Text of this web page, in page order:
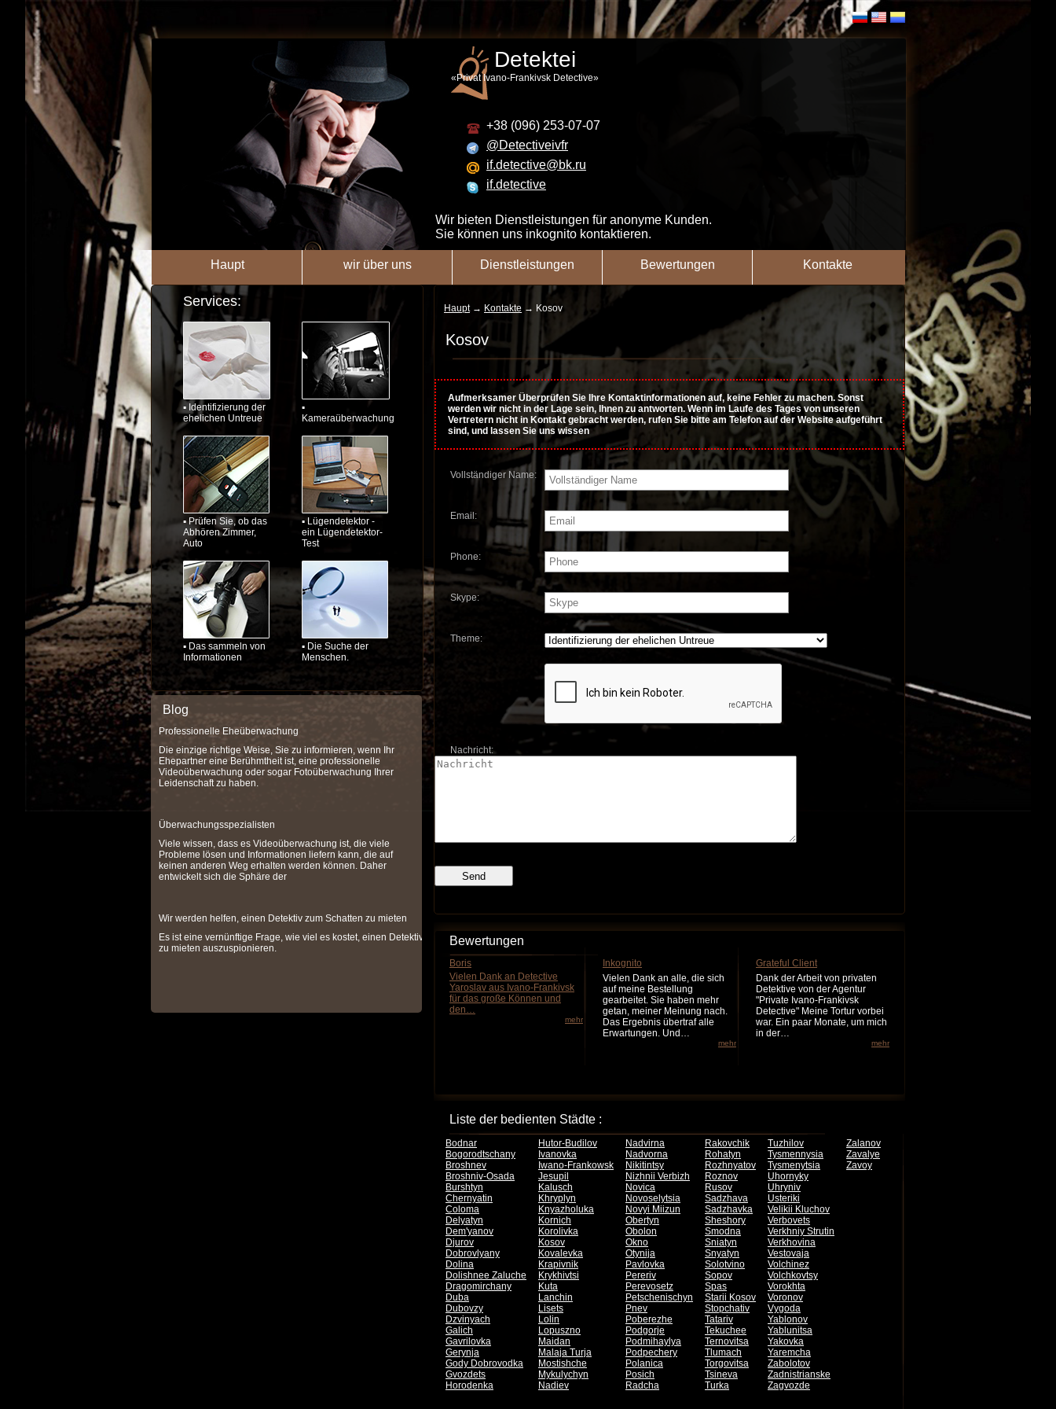
Detektei
«Privat Ivano-Frankivsk Detective»
+38 (096) 253-07-07
@Detectiveivfr
if.detective@bk.ru
if.detective
Wir bieten Dienstleistungen für anonyme Kunden.
Sie können uns inkognito kontaktieren.
Haupt wir über uns Dienstleistungen Bewertungen Kontakte
Services:
▪ Identifizierung der
ehelichen Untreue
▪
Kameraüberwachung
▪ Prüfen Sie, ob das
Abhören Zimmer,
Auto
▪ Lügendetektor -
ein Lügendetektor-
Test
▪ Das sammeln von
Informationen
▪ Die Suche der
Menschen.
Blog
Professionelle Eheüberwachung
Die einzige richtige Weise, Sie zu informieren, wenn Ihr
Ehepartner eine Berühmtheit ist, eine professionelle
Videoüberwachung oder sogar Fotoüberwachung Ihrer
Leidenschaft zu haben.
Überwachungsspezialisten
Viele wissen, dass es Videoüberwachung ist, die viele
Probleme lösen und Informationen liefern kann, die auf
keinen anderen Weg erhalten werden können. Daher
entwickelt sich die Sphäre der
Wir werden helfen, einen Detektiv zum Schatten zu mieten
Es ist eine vernünftige Frage, wie viel es kostet, einen Detektiv
zu mieten auszuspionieren.
Haupt→ Kontakte → Kosov
Kosov
Aufmerksamer Überprüfen Sie Ihre Kontaktinformationen auf, keine Fehler zu machen. Sonst
werden wir nicht in der Lage sein, Ihnen zu antworten. Wenn im Laufe des Tages von unseren
Vertretern nicht in Kontakt gebracht werden, rufen Sie bitte am Telefon auf der Website aufgeführt
sind, und lassen Sie uns wissen
Vollständiger Name:
Email:
Phone:
Skype:
Theme:
Nachricht:
Bewertungen
Boris
Vielen Dank an Detective
Yaroslav aus Ivano-Frankivsk
für das große Können und
den…
mehr
Inkognito
Vielen Dank an alle, die sich
auf meine Bestellung
gearbeitet. Sie haben mehr
getan, meiner Meinung nach.
Das Ergebnis übertraf alle
Erwartungen. Und…
mehr
Grateful Client
Dank der Arbeit von privaten
Detektive von der Agentur
"Private Ivano-Frankivsk
Detective" Meine Tortur vorbei
war. Ein paar Monate, um mich
in der…
mehr
Liste der bedienten Städte :
Bodnar
Bogorodtschany
Broshnev
Broshniv-Osada
Burshtyn
Chernyatin
Coloma
Delyatyn
Dem'yanov
Djurov
Dobrovlyany
Dolina
Dolishnee Zaluche
Dragomirchany
Duba
Dubovzy
Dzvinyach
Galich
Gavrilovka
Gerynja
Gody Dobrovodka
Gvozdets
Horodenka
Hutor-Budilov
Ivanovka
Iwano-Frankowsk
Jesupil
Kalusch
Khryplyn
Knyazholuka
Kornich
Korolivka
Kosov
Kovalevka
Krapivnik
Krykhivtsi
Kuta
Lanchin
Lisets
Lolin
Lopuszno
Maidan
Malaja Turja
Mostishche
Mykulychyn
Nadiev
Nadvirna
Nadvorna
Nikitintsy
Nizhnii Verbizh
Novica
Novoselytsia
Novyi Miizun
Obertyn
Obolon
Okno
Otynija
Pavlovka
Pereriv
Perevosetz
Petschenischyn
Pnev
Poberezhe
Podgorje
Podmihaylya
Podpechery
Polanica
Posich
Radcha
Rakovchik
Rohatyn
Rozhnyatov
Roznov
Rusov
Sadzhava
Sadzhavka
Sheshory
Smodna
Sniatyn
Snyatyn
Solotvino
Sopov
Spas
Starii Kosov
Stopchativ
Tatariv
Tekuchee
Ternovitsa
Tlumach
Torgovitsa
Tsineva
Turka
Tuzhilov
Tysmennysia
Tysmenytsia
Uhornyky
Uhryniv
Usteriki
Velikii Kluchov
Verbovets
Verkhniy Strutin
Verkhovina
Vestovaja
Volchinez
Volchkovtsy
Vorokhta
Voronov
Vygoda
Yablonov
Yablunitsa
Yakovka
Yaremcha
Zabolotov
Zadnistrianske
Zagvozde
Zalanov
Zavalye
Zavoy